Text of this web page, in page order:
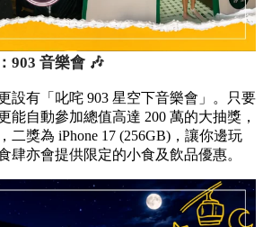
903 音樂會 🎶
設有「叱咤 903 星空下音樂會」。只要
能自動參加總值高達 200 萬的大抽獎，
二獎為 iPhone 17 (256GB)，讓你邊玩
肆亦會提供限定的小食及飲品優惠。